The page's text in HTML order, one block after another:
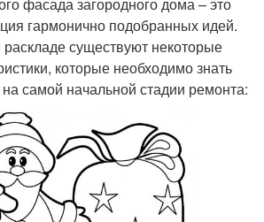
гармонично подобранных идей.
существуют некоторые
которые необходимо знать
самой начальной стадии ремонта: